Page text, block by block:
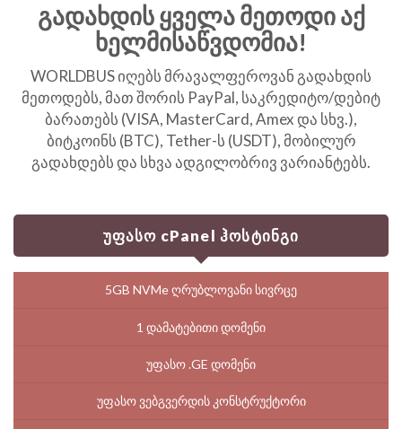
გადახდის ყველა მეთოდი აქ
ხელმისაწვდომია!
WORLDBUS იღებს მრავალფეროვან გადახდის
მეთოდებს, მათ შორის PayPal, საკრედიტო/დებიტ
ბარათებს (VISA, MasterCard, Amex და სხვ.),
ბიტკოინს (BTC), Tether-ს (USDT), მობილურ
გადახდებს და სხვა ადგილობრივ ვარიანტებს.
უფასო cPanel ჰოსტინგი
5GB NVMe ღრუბლოვანი სივრცე
1 დამატებითი დომენი
უფასო .GE დომენი
უფასო ვებგვერდის კონსტრუქტორი